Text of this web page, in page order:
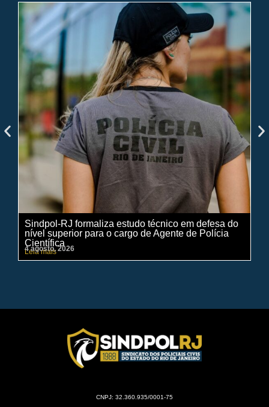
Sindpol-RJ formaliza estudo técnico em defesa do
nível superior para o cargo de Agente de Polícia
Científica
Leia mais
4 agosto, 2026
CNPJ: 32.360.935/0001-75